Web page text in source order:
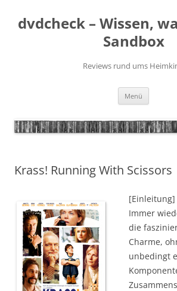
springen
dvdcheck – Wissen,
Sandbox
Reviews rund ums
Menü
Krass! Running With Scissors
[Einleitung]
Immer
die
Charme,
unbedingt